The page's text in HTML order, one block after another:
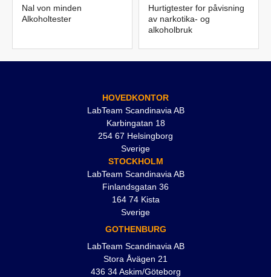
Nal von minden
Alkoholtester
Hurtigtester for påvisning
av narkotika- og
alkoholbruk
HOVEDKONTOR
LabTeam Scandinavia AB
Karbingatan 18
254 67 Helsingborg
Sverige
STOCKHOLM
LabTeam Scandinavia AB
Finlandsgatan 36
164 74 Kista
Sverige
GOTHENBURG
LabTeam Scandinavia AB
Stora Åvägen 21
436 34 Askim/Göteborg